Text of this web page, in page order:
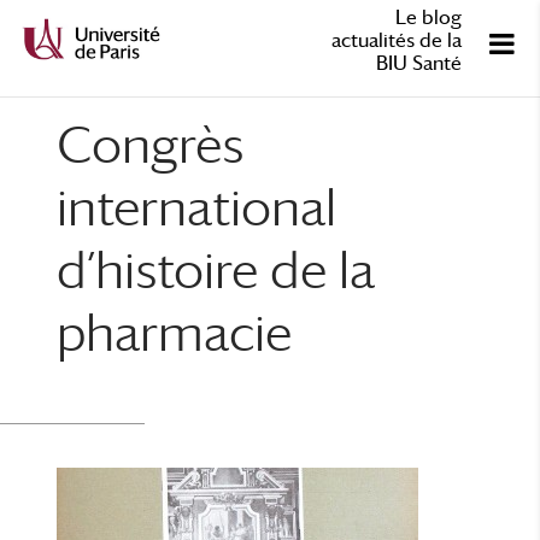
Le blog
actualités de la
BIU Santé
Congrès
international
d’histoire de la
pharmacie